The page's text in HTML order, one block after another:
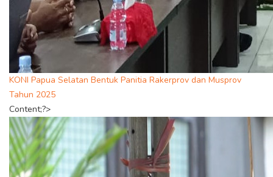
KONI Papua Selatan Bentuk Panitia Rakerprov dan Musprov
Tahun 2025
Content;?>